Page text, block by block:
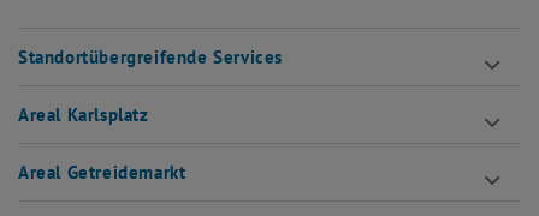
Standortübergreifende Services
Areal Karlsplatz
Areal Getreidemarkt